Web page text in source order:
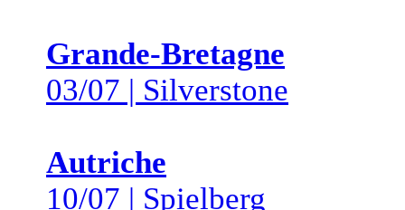
Grande-Bretagne
03/07 | Silverstone
Autriche
10/07 | Spielberg